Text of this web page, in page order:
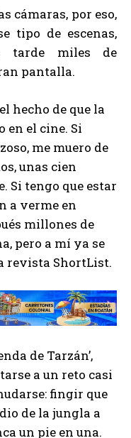
cámaras, por eso,
tipo de escenas,
tarde miles de
pantalla.
hecho de que la
en el cine. Si
me muero de
unas cien
Si tengo que estar
a verme en
millones de
pero a mí ya se
revista ShortList.
de Tarzán’,
a un reto casi
fingir que
de la jungla a
un pie en una.